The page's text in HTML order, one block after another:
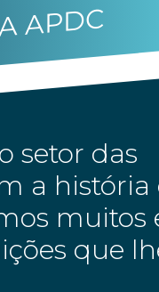
APDC
setor das
a
muitos
que